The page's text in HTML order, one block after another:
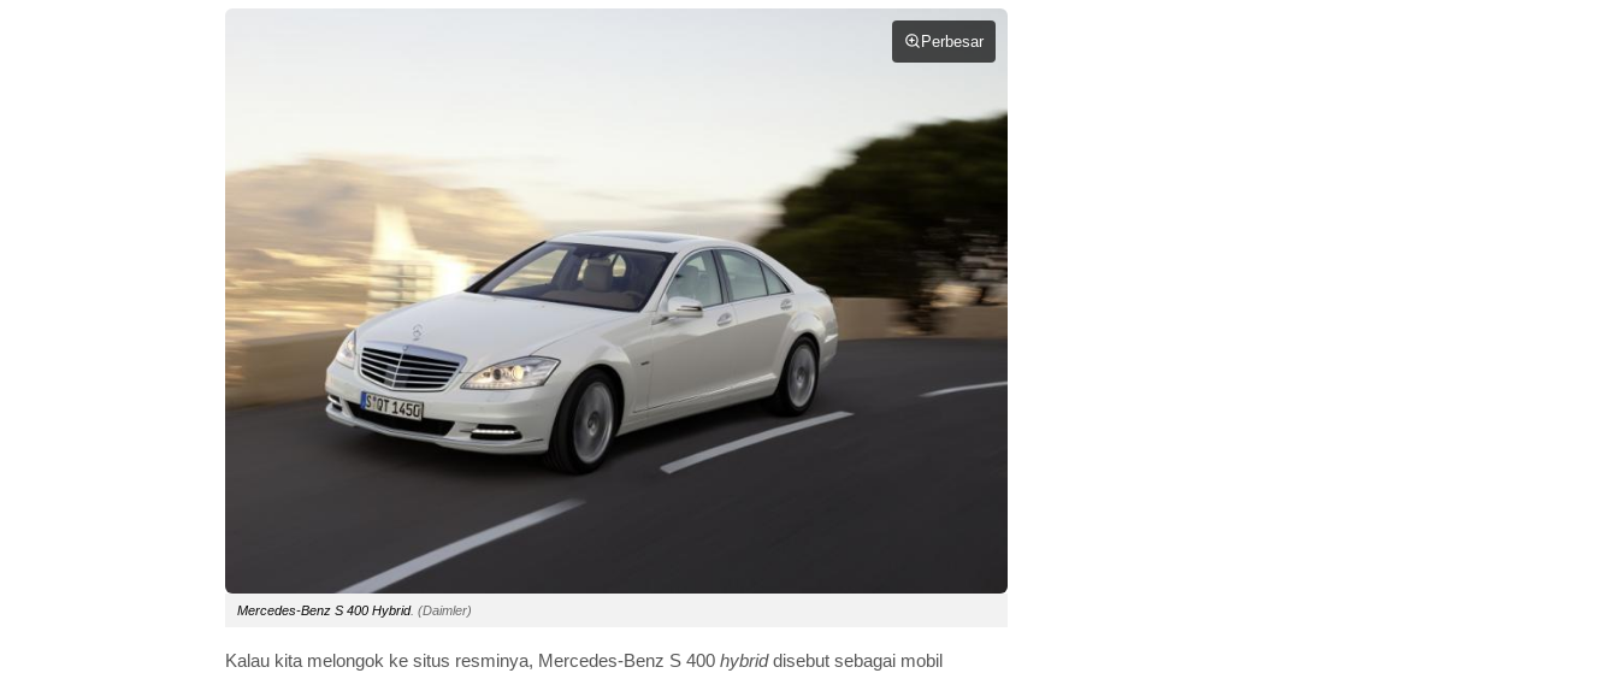
Perbesar
Mercedes-Benz S 400 Hybrid. (Daimler)
Kalau kita melongok ke situs resminya, Mercedes-Benz S 400 hybriddisebut sebagai mobil